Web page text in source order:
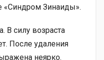
«Синдром Зинаиды».
В силу возраста
После удаления
неярко.